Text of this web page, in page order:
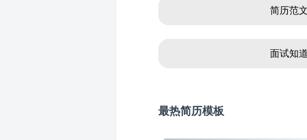
简历范
面试知
最热简历模板